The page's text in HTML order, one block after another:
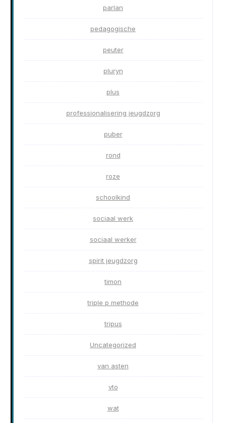
parlan
pedagogische
peuter
pluryn
plus
professionalisering jeugdzorg
puber
rond
roze
schoolkind
sociaal werk
sociaal werker
spirit jeugdzorg
timon
triple p methode
tripus
Uncategorized
van asten
vto
wat